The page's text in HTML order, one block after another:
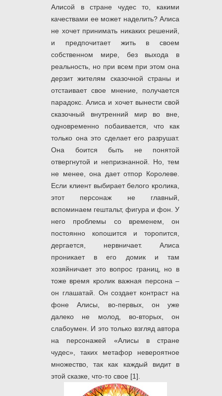
Алисой в стране чудес то, какими
качествами ее может наделить? Алиса
не хочет принимать никаких решений,
и предпочитает жить в своем
собственном мире, без выхода в
реальность, но при всем при этом она
дерзит жителям сказочной страны и
отстаивает свое мнение, получается
парадокс. Алиса и хочет вынести свой
сказочный внутренний мир во вне,
одновременно побаивается, что как
только она это сделает его разрушат.
Она боится быть не понятой
отвергнутой и непризнанной. Но, тем
не менее, она дает отпор Королеве.
Если клиент выбирает белого кролика,
этот персонаж не главный,
вспоминаем гештальт, фигура и фон. У
него проблемы со временем, он
постоянно копошится и торопится,
дергается, нервничает. Алиса
проникает в его домик и там
хозяйничает это вопрос границ, но в
тоже время кролик важная персона –
он глашатай. Он создает контраст на
фоне Алисы, во-первых, он уже
далеко не молод, во-вторых, он
слабоумен. И это только взгляд автора
на персонажей «Алисы в стране
чудес», таких метафор невероятное
множество, так как каждый видит в
этой сказке, что-то свое [1].